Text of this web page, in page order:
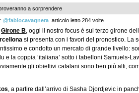
a sorprendere
@fabiocavagnera articolo letto 284 volte
Girone B, oggi il nostro focus è sul terzo girone
si presenta con i favori del pronostico. La
e condotto un mercato di grande livello:
e la coppia ‘italiana’ sotto i tabelloni Samuels-
gli obiettivi catalani sono ben più alti,
, a partire dall’arrivo di Sasha Djordjevic in